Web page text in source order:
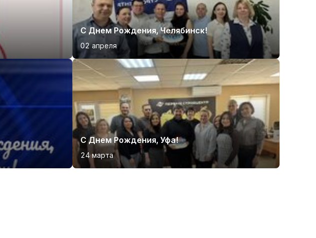
С Днем Рождения, Челябинск!
02 апреля
С Днем Рождения, Уфа!
24 марта